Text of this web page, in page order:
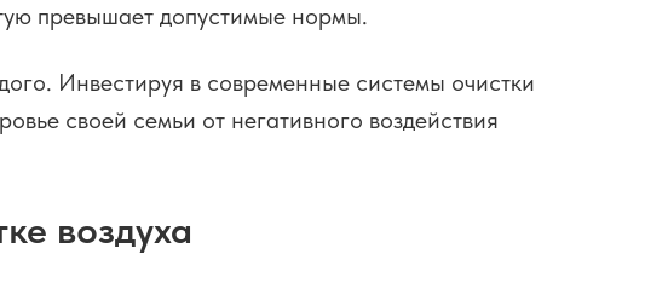
превышает допустимые нормы.
Инвестируя в современные системы очистки
своей семьи от негативного воздействия
воздуха